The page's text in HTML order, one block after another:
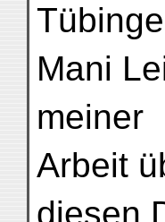
Mani
meiner
Arbeit
diesen